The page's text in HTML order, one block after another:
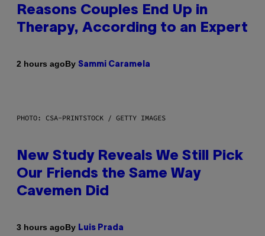
Reasons Couples End Up in
Therapy, According to an Expert
2 hours agoBy Sammi Caramela
PHOTO: CSA-PRINTSTOCK / GETTY IMAGES
New Study Reveals We Still Pick
Our Friends the Same Way
Cavemen Did
3 hours agoBy Luis Prada